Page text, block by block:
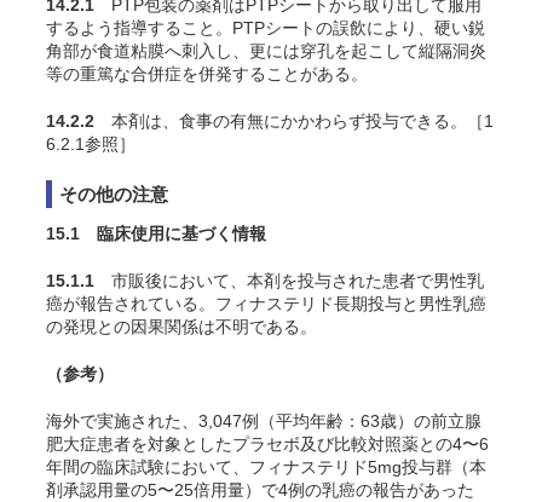
14.2.1 PTP包装の薬剤はPTPシートから取り出して服用
するよう指導すること。PTPシートの誤飲により、硬い鋭
角部が食道粘膜へ刺入し、更には穿孔を起こして縦隔洞炎
等の重篤な合併症を併発することがある。
14.2.2 本剤は、食事の有無にかかわらず投与できる。［1
6.2.1参照］
その他の注意
15.1 臨床使用に基づく情報
15.1.1 市販後において、本剤を投与された患者で男性乳
癌が報告されている。フィナステリド長期投与と男性乳癌
の発現との因果関係は不明である。
（参考）
海外で実施された、3,047例（平均年齢：63歳）の前立腺
肥大症患者を対象としたプラセボ及び比較対照薬との4〜6
年間の臨床試験において、フィナステリド5mg投与群（本
剤承認用量の5〜25倍用量）で4例の乳癌の報告があった